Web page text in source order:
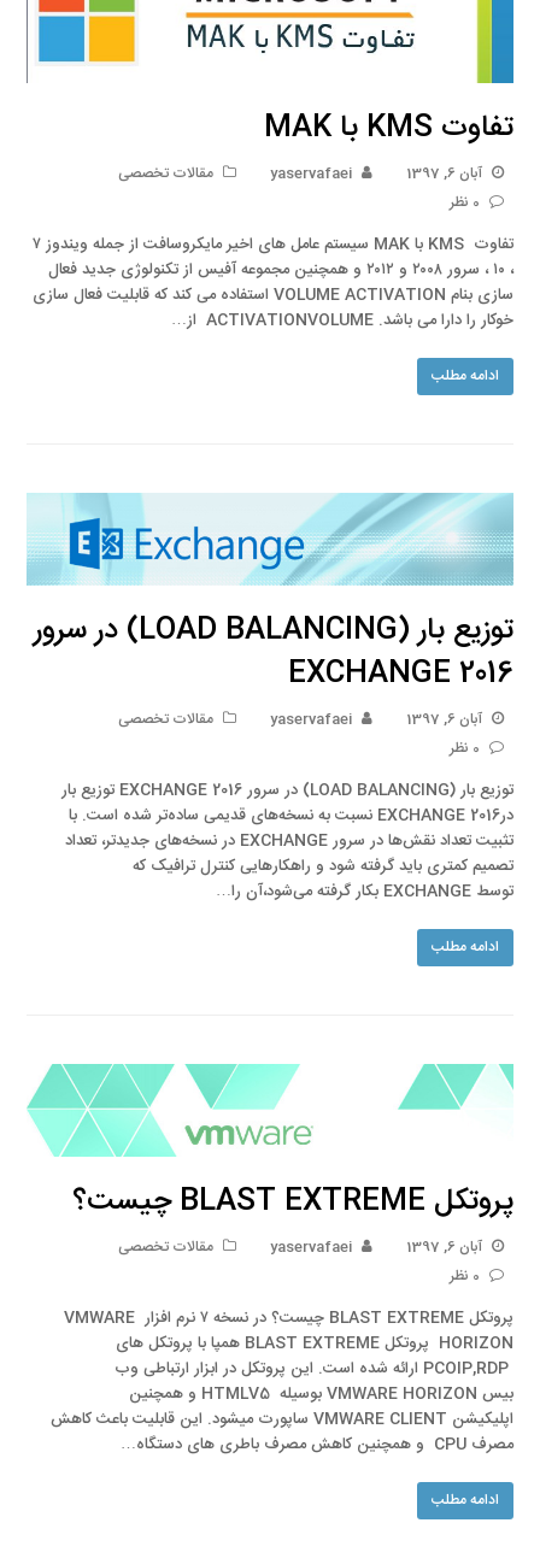
تفاوت KMS با MAK
آبان 6, 1397 yaservafaei
مقالات تخصصی
0 نظر
تفاوت KMS با MAK سیستم عامل های اخیر مایکروسافت از جمله ویندوز ۷
، ۱۰ ، سرور ۲۰۰۸ و ۲۰۱۲ و همچنین مجموعه آفیس از تکنولوژی جدید فعال
سازی بنام VOLUME ACTIVATION استفاده می کند که قابلیت فعال سازی
خوکار را دارا می باشد. ACTIVATIONVOLUME از…
ادامه مطلب
توزیع بار (LOAD BALANCING) در سرور
EXCHANGE 2016
آبان 6, 1397 yaservafaei
مقالات تخصصی
0 نظر
توزیع بار (LOAD BALANCING) در سرور EXCHANGE 2016 توزیع بار
درEXCHANGE 2016 نسبت به نسخه‌های قدیمی ساده‌تر شده است. با
تثبیت تعداد نقش‌ها در سرور EXCHANGE در نسخه‌های جدیدتر، تعداد
تصمیم کمتری باید گرفته شود و راهکارهایی کنترل ترافیک که
توسط EXCHANGE بکار گرفته می‌شود،آن را…
ادامه مطلب
پروتکل BLAST EXTREME چیست؟
آبان 6, 1397 yaservafaei
مقالات تخصصی
0 نظر
پروتکل BLAST EXTREME چیست؟ در نسخه ۷ نرم افزار VMWARE
HORIZON پروتکل BLAST EXTREME همپا با پروتکل های
PCOIP,RDP ارائه شده است. این پروتکل در ابزار ارتباطی وب
بیس VMWARE HORIZON بوسیله HTMLV5 و همچنین
اپلیکیشن VMWARE CLIENT ساپورت میشود. این قابلیت باعث کاهش
مصرف CPU و همچنین کاهش مصرف باطری های دستگاه…
ادامه مطلب